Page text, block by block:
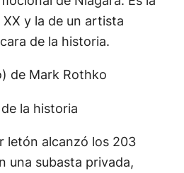
y la de un artista
de la historia.
de Mark Rothko
letón alcanzó los 203
una subasta privada,